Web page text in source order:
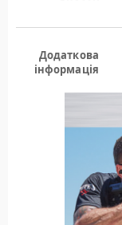
Додаткова
інформація